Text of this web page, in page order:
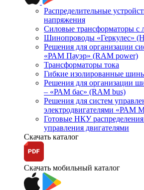
Распределительные
напряжения
Силовые трансформаторы с
Шинопроводы «Геркулес»
Решения для организации
«РАМ Пауэр» (RAM power)
Трансформаторы тока
Гибкие изолированные
Решения для организации
– «РАМ бас» (RAM bus)
Решения для систем
электродвигателями «РАМ
Готовые НКУ
управления двигателями
Скачать каталог
Скачать мобильный каталог